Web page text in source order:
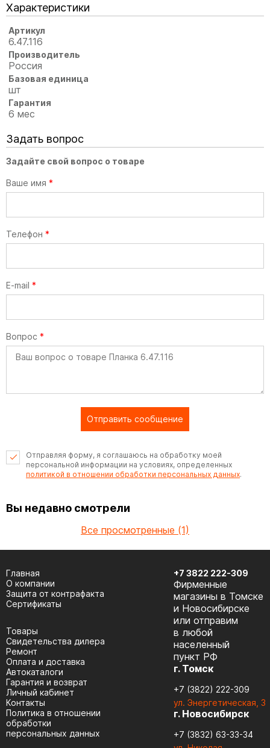
Характеристики
Артикул
6.47.116
Производитель
Россия
Базовая единица
шт
Гарантия
6 мес
Задать вопрос
Задайте свой вопрос о товаре
Ваше имя *
Телефон *
E-mail *
Вопрос *
Отправить сообщение
Отправляя форму, я соглашаюсь на обработку моей
персональной информации на условиях, определенных
политикой в отношении обработки персональных данных.
Вы недавно смотрели
Все просмотренные (1)
Главная
О компании
Защита от контрафакта
Сертификаты
Товары
Cвидетельства дилера
Ремонт
Оплата и доставка
Автокаталоги
Гарантия и возврат
Личный кабинет
Контакты
Политика в отношении
обработки
персональных данных
+7 3822 222-309
Фирменные
магазины в Томске
и Новосибирске
или отправим
в любой
населенный
пункт РФ
г. Томск
+7 (3822) 222-309
ул. Энергетическая, 3
г. Новосибирск
+7 (3832) 63-33-34